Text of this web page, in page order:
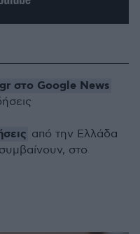
στο Google News
από την Ελλάδα
στο